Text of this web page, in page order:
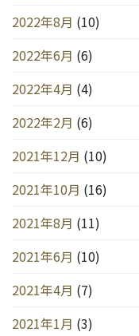
2022年8月 (10)
2022年6月 (6)
2022年4月 (4)
2022年2月 (6)
2021年12月 (10)
2021年10月 (16)
2021年8月 (11)
2021年6月 (10)
2021年4月 (7)
2021年1月 (3)